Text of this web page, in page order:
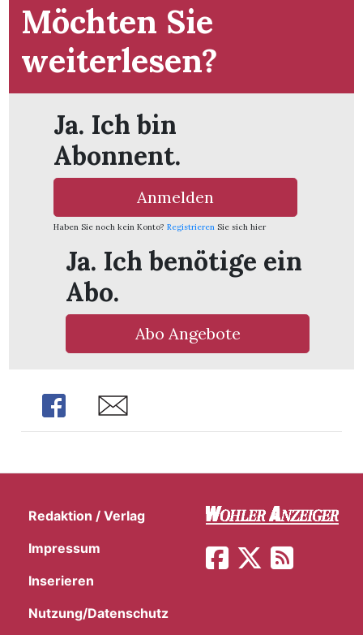
Möchten Sie
weiterlesen?
Ja. Ich bin
Abonnent.
Anmelden
Haben Sie noch kein Konto? Registrieren Sie sich hier
Ja. Ich benötige ein
Abo.
Abo Angebote
Share Share
Redaktion / Verlag
Impressum
Inserieren
Nutzung/Datenschutz